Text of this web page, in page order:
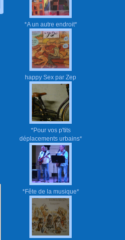
*A un autre endroit*
happy Sex par Zep
*Pour vos p'tits
déplacements urbains*
*Fête de la musique*